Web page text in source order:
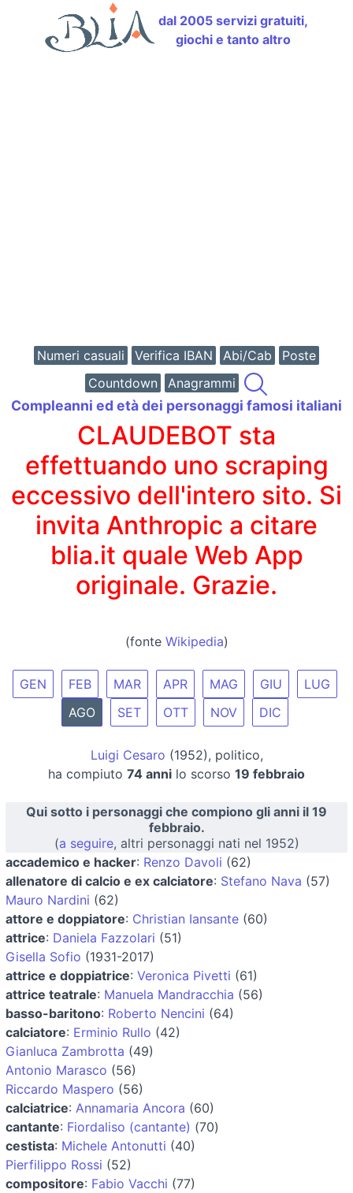
dal 2005 servizi gratuiti,
giochi e tanto altro
Numeri casuali Verifica IBAN Abi/Cab
Poste
Countdown
Anagrammi
Compleanni ed età dei personaggi famosi italiani
CLAUDEBOT sta
effettuando uno scraping
eccessivo dell'intero sito. Si
invita Anthropic a citare
blia.it quale Web App
originale. Grazie.
(fonte Wikipedia)
GEN FEB MAR APR MAG GIU
LUG
AGO
SET OTT NOV DIC
Luigi Cesaro (1952), politico,
ha compiuto 74 anni lo scorso 19 febbraio
Qui sotto i personaggi che compiono gli anni il 19
febbraio.
(a seguire, altri personaggi nati nel 1952)
accademico e hacker: Renzo Davoli (62)
allenatore di calcio e ex calciatore: Stefano Nava (57)
Mauro Nardini (62)
attore e doppiatore: Christian Iansante (60)
attrice: Daniela Fazzolari (51)
Gisella Sofio (1931-2017)
attrice e doppiatrice: Veronica Pivetti (61)
attrice teatrale: Manuela Mandracchia (56)
basso-baritono: Roberto Nencini (64)
calciatore: Erminio Rullo (42)
Gianluca Zambrotta (49)
Antonio Marasco (56)
Riccardo Maspero (56)
calciatrice: Annamaria Ancora (60)
cantante: Fiordaliso (cantante) (70)
cestista: Michele Antonutti (40)
Pierfilippo Rossi (52)
compositore: Fabio Vacchi (77)